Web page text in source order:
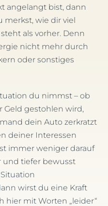
angelangt bist, dann
merkst, wie dir viel
als vorher. Denn
nicht mehr durch
oder sonstiges
du nimmst – ob
Geld gestohlen wird,
dein Auto zerkratzt
deiner Interessen
immer weniger darauf
und tiefer bewusst
wirst du eine Kraft
hier mit Worten „leider“